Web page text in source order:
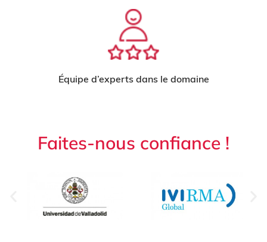
Équipe d’experts dans le domaine
Faites-nous confiance !